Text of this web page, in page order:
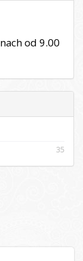
od 9.00
35